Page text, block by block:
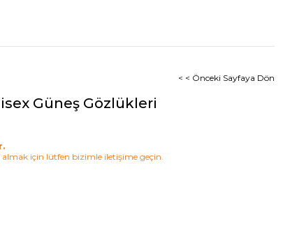
< < Önceki Sayfaya Dön
Güneş Gözlükleri
için lütfen bizimle iletişime geçin.